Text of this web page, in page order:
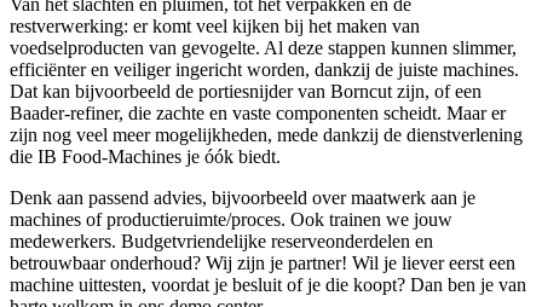
Van het slachten en pluimen, tot het verpakken en de
restverwerking: er komt veel kijken bij het maken van
voedselproducten van gevogelte. Al deze stappen kunnen slimmer,
efficiënter en veiliger ingericht worden, dankzij de juiste machines.
Dat kan bijvoorbeeld de portiesnijder van Borncut zijn, of een
Baader-refiner, die zachte en vaste componenten scheidt. Maar er
zijn nog veel meer mogelijkheden, mede dankzij de dienstverlening
die IB Food-Machines je óók biedt.
Denk aan passend advies, bijvoorbeeld over maatwerk aan je
machines of productieruimte/proces. Ook trainen we jouw
medewerkers. Budgetvriendelijke reserveonderdelen en
betrouwbaar onderhoud? Wij zijn je partner! Wil je liever eerst een
machine uittesten, voordat je besluit of je die koopt? Dan ben je van